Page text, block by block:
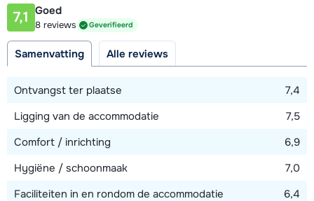
Afstand tot piste
1200 meter
7,1 Goed
8 reviews Geverifieerd
Samenvatting Alle reviews
Ontvangst ter plaatse
7,4
Ligging van de accommodatie
7,5
Comfort / inrichting
6,9
Hygiëne / schoonmaak
7,0
Faciliteiten in en rondom de accommodatie
6,4